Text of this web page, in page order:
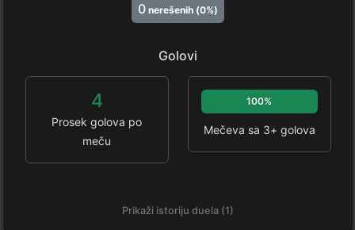
0 nerešenih (0%)
Golovi
4
Prosek golova po
meču
100%
Mečeva sa 3+ golova
Prikaži istoriju duela (1)